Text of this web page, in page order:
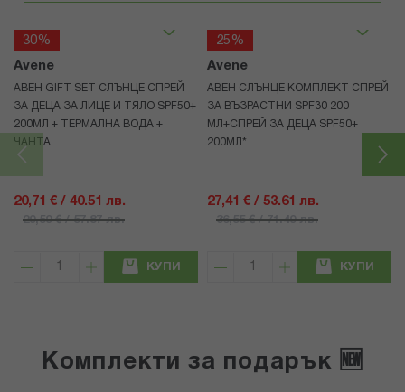
30%
Avene
АВЕН GIFT SET СЛЪНЦЕ СПРЕЙ
ЗА ДЕЦА ЗА ЛИЦЕ И ТЯЛО SPF50+
200МЛ + ТЕРМАЛНА ВОДА +
ЧАНТА
20,71 € / 40.51 лв.
29,59 € / 57.87 лв.
КУПИ
25%
Avene
АВЕН СЛЪНЦЕ КОМПЛЕКТ СПРЕЙ
ЗА ВЪЗРАСТНИ SPF30 200
МЛ+СПРЕЙ ЗА ДЕЦА SPF50+
200МЛ*
27,41 € / 53.61 лв.
36,55 € / 71.49 лв.
КУПИ
Комплекти за подарък 🆕